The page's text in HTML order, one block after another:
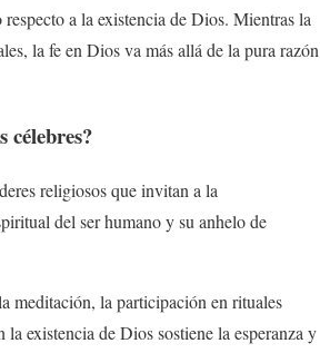
a la existencia de Dios. Mientras la
la fe en Dios va más allá de la pura razón
célebres?
religiosos que invitan a la
del ser humano y su anhelo de
meditación, la participación en rituales
existencia de Dios sostiene la esperanza y